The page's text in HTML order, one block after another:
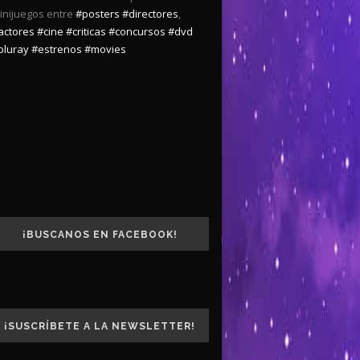
entre #posters #directores,
#cine #criticas #concursos #dvd
#estrenos #movies
¡BUSCANOS EN FACEBOOK!
¡SUSCRÍBETE A LA NEWSLETTER!